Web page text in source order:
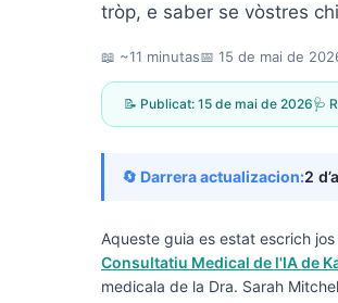
tròp, e saber se vòstres
📖 ~11 minutas📅 15 de mai de
📝 Publicat: 15 de mai de 2026🩺
🔄 Darrera actualizacion:2
Aqueste guia es estat escrich
Consultatiu Medical de l'IA de
medicala de la Dra. Sarah